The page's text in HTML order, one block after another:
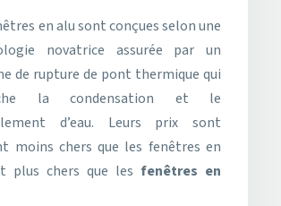
en alu sont conçues selon une
novatrice assurée par un
de rupture de pont thermique qui
la condensation et le
d’eau. Leurs prix sont
moins chers que les fenêtres en
plus chers que lesfenêtres en